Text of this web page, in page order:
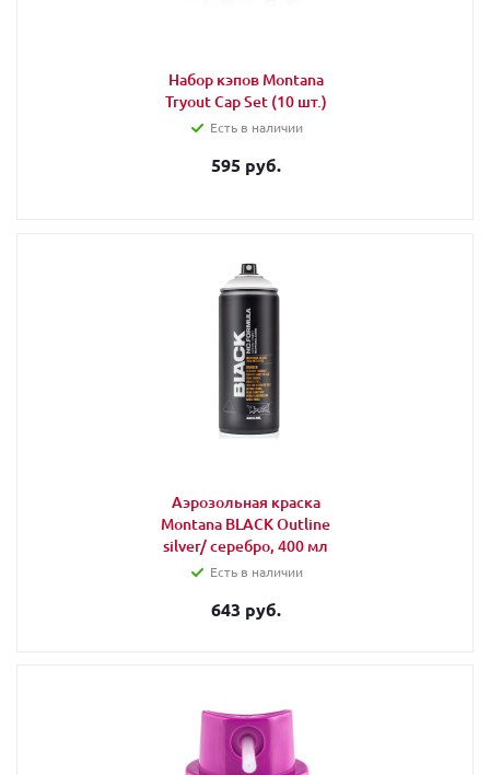
Набор кэпов Montana
Tryout Cap Set (10 шт.)
Есть в наличии
595 руб.
Аэрозольная краска
Montana BLACK Outline
silver/ серебро, 400 мл
Есть в наличии
643 руб.